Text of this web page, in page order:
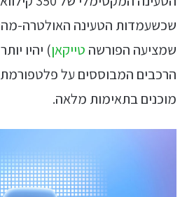
שכשעמדות הטעינה האולטרה-
שמציעה הפורשה טייקאן) יהיו
מוכנים בתאימות מלאה.